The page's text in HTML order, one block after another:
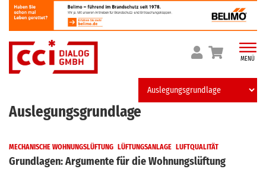
Skip
to
content
MENÜ
Auslegungsgrundlage
MECHANISCHE WOHNUNGSLÜFTUNG LÜFTUNGSANLAGE LUFTQUALITÄT
Grundlagen: Argumente für die Wohnungslüftung